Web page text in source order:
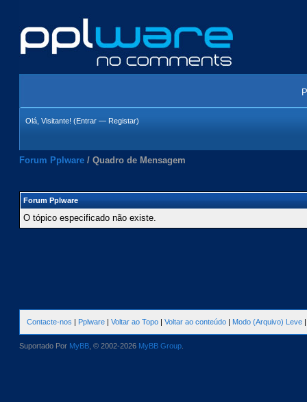
Olá, Visitante! (Entrar — Registar)
Forum Pplware / Quadro de Mensagem
Forum Pplware
O tópico especificado não existe.
Contacte-nos | Pplware | Voltar ao Topo | Voltar ao conteúdo | Modo (Arquivo) Leve
Suportado Por MyBB , © 2002-2026 MyBB Group